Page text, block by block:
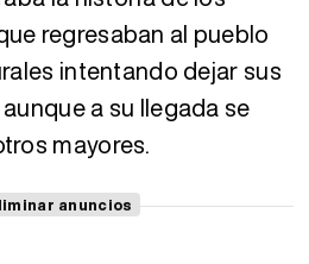
regresaban al pueblo
intentando dejar sus
a su llegada se
mayores.
anuncios